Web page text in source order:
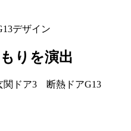
デザイン
りを演出